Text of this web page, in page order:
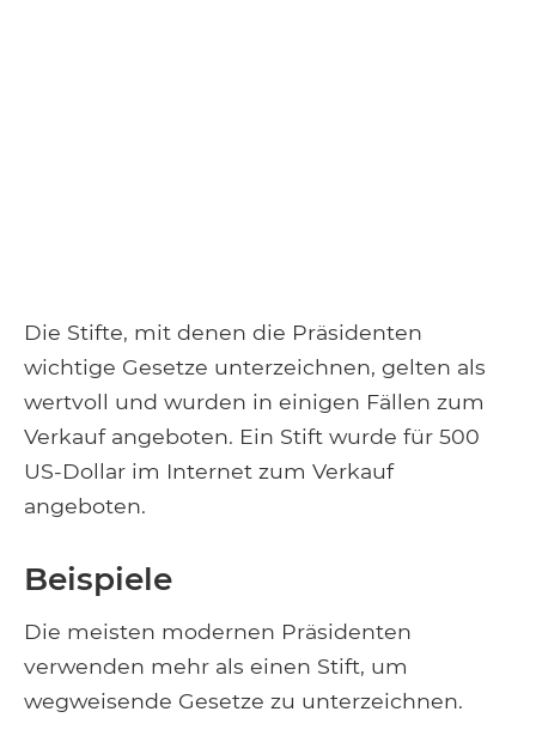
Die Stifte, mit denen die Präsidenten
wichtige Gesetze unterzeichnen, gelten als
wertvoll und wurden in einigen Fällen zum
Verkauf angeboten. Ein Stift wurde für 500
US-Dollar im Internet zum Verkauf
angeboten.
Beispiele
Die meisten modernen Präsidenten
verwenden mehr als einen Stift, um
wegweisende Gesetze zu unterzeichnen.